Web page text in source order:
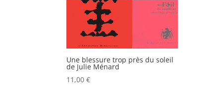
Une blessure trop près du soleil
de Julie Ménard
11,00€